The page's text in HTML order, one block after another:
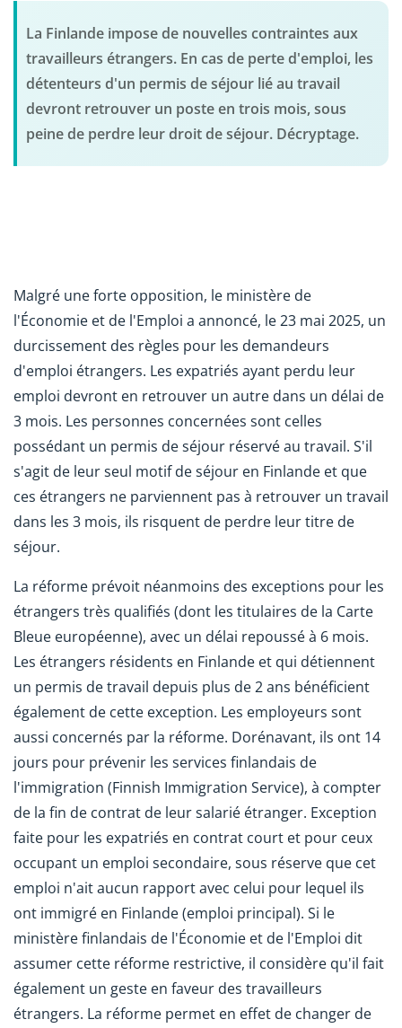
La Finlande impose de nouvelles contraintes aux
travailleurs étrangers. En cas de perte d'emploi, les
détenteurs d'un permis de séjour lié au travail
devront retrouver un poste en trois mois, sous
peine de perdre leur droit de séjour. Décryptage.
Malgré une forte opposition, le ministère de
l'Économie et de l'Emploi a annoncé, le 23 mai 2025, un
durcissement des règles pour les demandeurs
d'emploi étrangers. Les expatriés ayant perdu leur
emploi devront en retrouver un autre dans un délai de
3 mois. Les personnes concernées sont celles
possédant un permis de séjour réservé au travail. S'il
s'agit de leur seul motif de séjour en Finlande et que
ces étrangers ne parviennent pas à retrouver un travail
dans les 3 mois, ils risquent de perdre leur titre de
séjour.
La réforme prévoit néanmoins des exceptions pour les
étrangers très qualifiés (dont les titulaires de la Carte
Bleue européenne), avec un délai repoussé à 6 mois.
Les étrangers résidents en Finlande et qui détiennent
un permis de travail depuis plus de 2 ans bénéficient
également de cette exception. Les employeurs sont
aussi concernés par la réforme. Dorénavant, ils ont 14
jours pour prévenir les services finlandais de
l'immigration (Finnish Immigration Service), à compter
de la fin de contrat de leur salarié étranger. Exception
faite pour les expatriés en contrat court et pour ceux
occupant un emploi secondaire, sous réserve que cet
emploi n'ait aucun rapport avec celui pour lequel ils
ont immigré en Finlande (emploi principal). Si le
ministère finlandais de l'Économie et de l'Emploi dit
assumer cette réforme restrictive, il considère qu'il fait
également un geste en faveur des travailleurs
étrangers. La réforme permet en effet de changer de